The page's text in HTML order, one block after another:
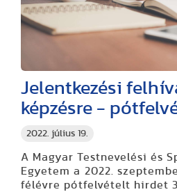
2022. július 19.
Jelentkezési
képzésre -
A Magyar Testnevelési és
Egyetem a 2022.
félévre pótfelvételt hirdet